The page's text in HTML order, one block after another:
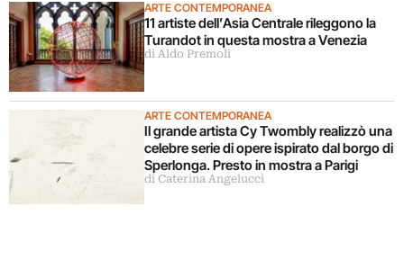
ARTE CONTEMPORANEA
11 artiste dell’Asia Centrale rileggono la
Turandot in questa mostra a Venezia
di Aldo Premoli
ARTE CONTEMPORANEA
Il grande artista Cy Twombly realizzò una
celebre serie di opere ispirato dal borgo di
Sperlonga. Presto in mostra a Parigi
di Caterina Angelucci